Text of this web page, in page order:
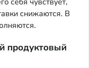
снижаются. В
продуктовый